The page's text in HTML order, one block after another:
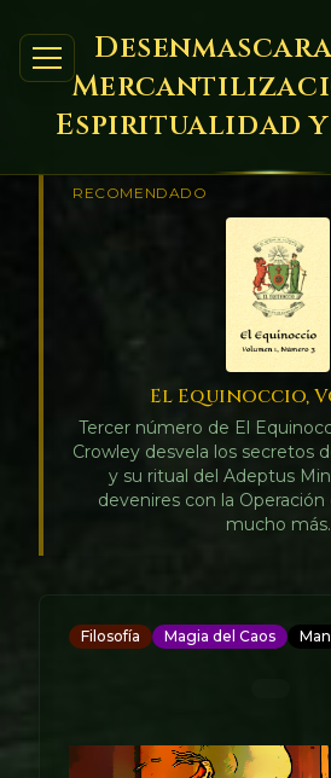
Espiritualidad
RECOMENDADO
El Equinoccio,
Tercer número de El
Crowley desvela los secretos
y su ritual del Adeptus
devenires con la
mucho más.
Filosofía Magia del Caos